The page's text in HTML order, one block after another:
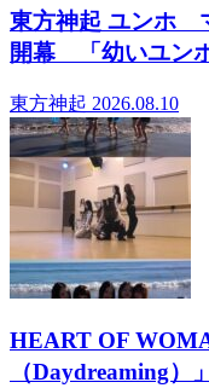
東方神起 ユンホ
開幕 「幼いユン
東方神起 2026.08.10
HEART OF
（Daydreaming）